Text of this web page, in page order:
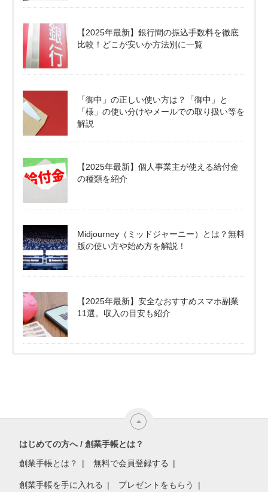
【2025年最新】銀行間の振込手数料を徹底
比較！どこが安いか方法別に一覧
「御中」の正しい使い方は？「御中」と
「様」の使い分けやメールでの取り扱い等を
解説
【2025年最新】個人事業主が使える給付金
の種類を紹介
Midjourney（ミッドジャーニー）とは？無料
版の使い方や始め方を解説！
【2025年最新】安全なおすすめスマホ副業
11選。収入の目安も紹介
はじめての方へ / 創業手帳とは？
創業手帳とは？ 無料で会員登録する
創業手帳を手に入れる プレゼントをもらう